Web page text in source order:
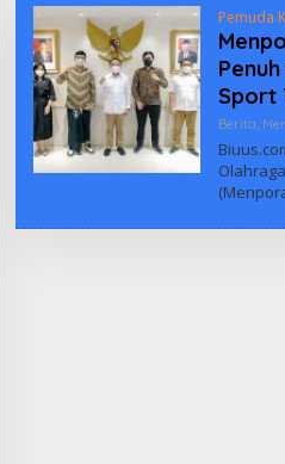
Pemuda
Sport
Berita,